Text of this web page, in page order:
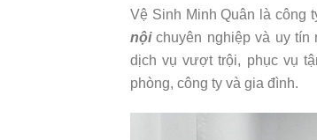
Vệ Sinh Minh Quân là công
nộichuyên nghiệp và uy tín
dịch vụ vượt trội, phục vụ
phòng, công ty và gia đình.